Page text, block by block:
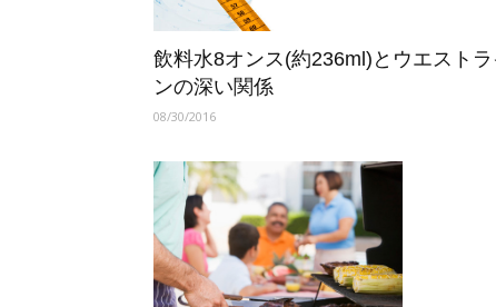
飲料水8オンス(約236ml)とウエストラ
ンの深い関係
08/30/2016